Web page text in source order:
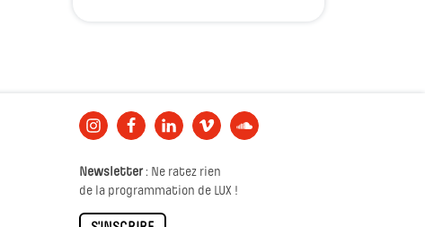
Newsletter: Ne ratez rien
de la programmation de LUX !